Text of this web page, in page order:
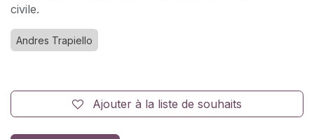
civile.
Andres Trapiello
Ajouter à la liste de souhaits